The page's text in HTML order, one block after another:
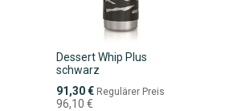
Dessert Whip Plus
schwarz
Sonderpreis
91,30 € Regulärer Preis
96,10 €